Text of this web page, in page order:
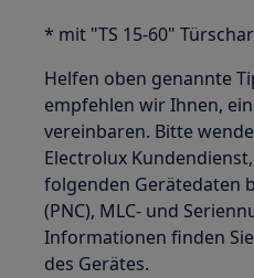
* mit "TS 15-60"
Helfen oben genannte
empfehlen wir Ihnen,
vereinbaren. Bitte
Electrolux
folgenden Gerätedaten
(PNC), MLC- und
Informationen finden
des Gerätes.